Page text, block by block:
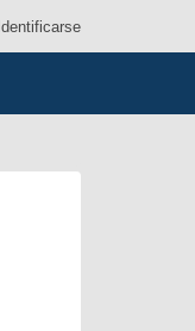
Identificarse